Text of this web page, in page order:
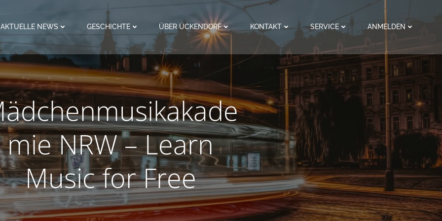
AKTUELLE NEWS GESCHICHTE ÜBER ÜCKENDORF KONTAKT SERVICE ANMELDEN
mie NRW – Learn
Music for Free